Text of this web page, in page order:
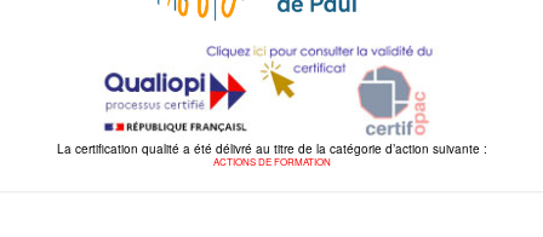
La certification qualité a été délivré au titre de la catégorie d’action suivante :
ACTIONS DE FORMATION